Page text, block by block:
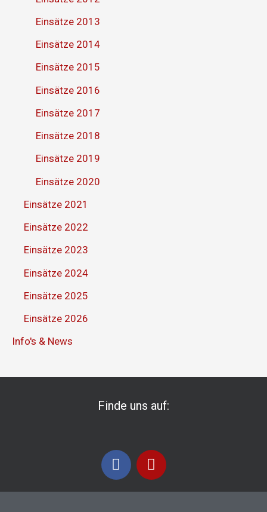
Einsätze 2013
Einsätze 2014
Einsätze 2015
Einsätze 2016
Einsätze 2017
Einsätze 2018
Einsätze 2019
Einsätze 2020
Einsätze 2021
Einsätze 2022
Einsätze 2023
Einsätze 2024
Einsätze 2025
Einsätze 2026
Info's & News
Finde uns auf:
F
a
I
n